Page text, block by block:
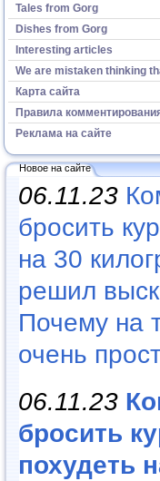
Tales from Gorg
Dishes from Gorg
Interesting articles
We are mistaken thinking
Карта сайта
Правила
Реклама на сайте
Новое на сайте
06.11.23
бросить
на 30
решил
Почему на
очень
06.11.23
бросить
похудеть